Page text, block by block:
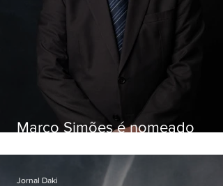
Marco Simões é nomeado
Jornal Daki